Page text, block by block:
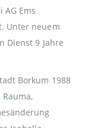
Ems
Unter neuem
Dienst 9 Jahre
Borkum 1988